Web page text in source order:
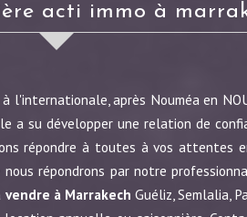
acti immo à
après Nouméa en
a su développer une relation de
répondre à toutes à vos attentes
répondrons par notre
à Marrakech Guéliz, Semlalia,